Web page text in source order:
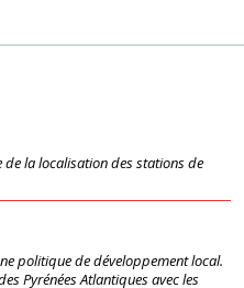
de la localisation des stations de
politique de développement local.
Pyrénées Atlantiques avec les